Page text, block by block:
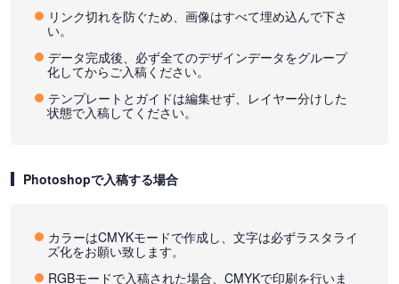
リンク切れを防ぐため、画像はすべて埋め込んで下さ
い。
データ完成後、必ず全てのデザインデータをグループ
化してからご入稿ください。
テンプレートとガイドは編集せず、レイヤー分けした
状態で入稿してください。
Photoshopで入稿する場合
カラーはCMYKモードで作成し、文字は必ずラスタライ
ズ化をお願い致します。
RGBモードで入稿された場合、CMYKで印刷を行いま